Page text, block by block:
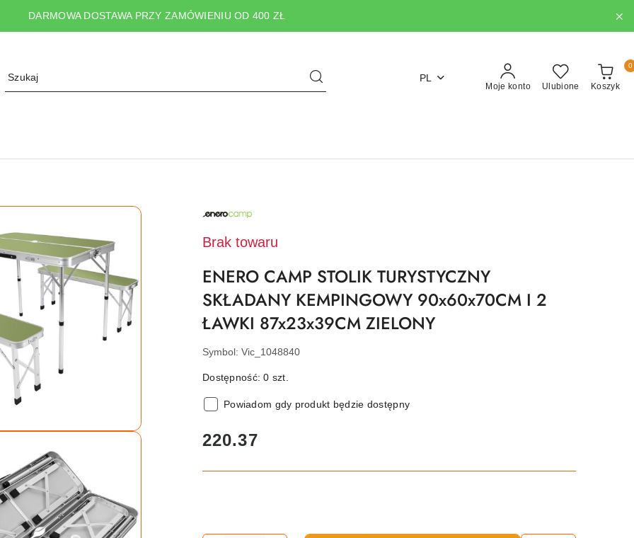
DARMOWA DOSTAWA PRZY ZAMÓWIENIU OD 400 ZŁ
PL
Moje konto Ulubione Koszyk
0
NAZWA
PRODUCENTA:
CAMP
Brak towaru
ENERO CAMP STOLIK TURYSTYCZNY
SKŁADANY KEMPINGOWY 90x60x70CM I 2
ŁAWKI 87x23x39CM ZIELONY
Symbol: Vic_1048840
Dostępność:0 szt.
Powiadom gdy produkt będzie dostępny
cena:
220.37